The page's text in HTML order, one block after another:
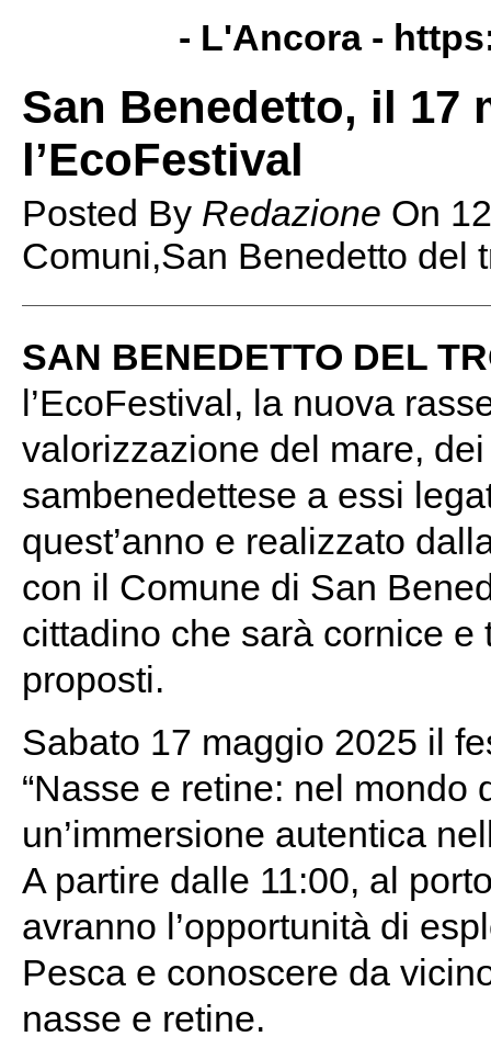
- L'Ancora -
San Benedetto, il 17
l’EcoFestival
Posted By Redazione On
Comuni,San Benedetto del
SAN BENEDETTO DEL
l’EcoFestival, la nuova
valorizzazione del mare,
sambenedettese a essi
quest’anno e realizzato
con il Comune di San
cittadino che sarà cornice
proposti.
Sabato 17 maggio 2025 il
“Nasse e retine: nel mondo
un’immersione autentica
A partire dalle 11:00, al
avranno l’opportunità di
Pesca e conoscere da
nasse e retine.